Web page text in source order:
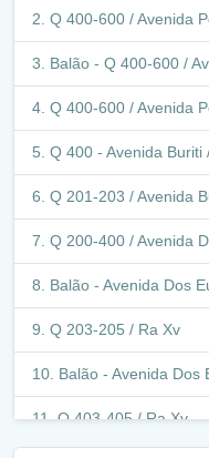
Q 400-600 / Avenida
Balão - Q 400-600 /
Q 400-600 / Avenida
Q 400 - Avenida Buriti
Q 201-203 / Avenida
Q 200-400 / Avenida
Balão - Avenida Dos
Q 203-205 / Ra Xv
Balão - Avenida Dos
Q 403-405 / Ra Xv